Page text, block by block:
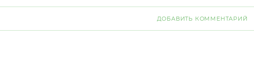
ДОБАВИТЬ КОММЕНТАРИЙ